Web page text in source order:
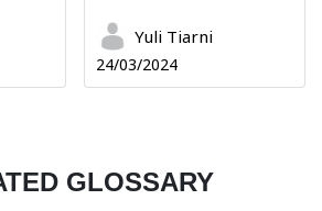
Yuli Tiarni
24/03/2024
GLOSSARY